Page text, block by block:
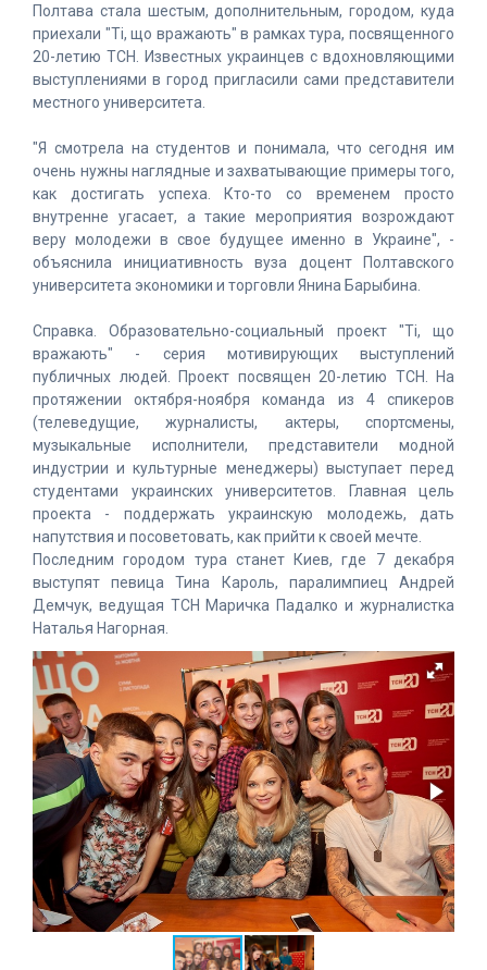
Полтава стала шестым, дополнительным, городом, куда
приехали "Ті, що вражають" в рамках тура, посвященного
20-летию ТСН. Известных украинцев с вдохновляющими
выступлениями в город пригласили сами представители
местного университета.
"Я смотрела на студентов и понимала, что сегодня им
очень нужны наглядные и захватывающие примеры того,
как достигать успеха. Кто-то со временем просто
внутренне угасает, а такие мероприятия возрождают
веру молодежи в свое будущее именно в Украине", -
объяснила инициативность вуза доцент Полтавского
университета экономики и торговли Янина Барыбина.
Справка. Образовательно-социальный проект "Ті, що
вражають" - серия мотивирующих выступлений
публичных людей. Проект посвящен 20-летию ТСН. На
протяжении октября-ноября команда из 4 спикеров
(телеведущие, журналисты, актеры, спортсмены,
музыкальные исполнители, представители модной
индустрии и культурные менеджеры) выступает перед
студентами украинских университетов. Главная цель
проекта - поддержать украинскую молодежь, дать
напутствия и посоветовать, как прийти к своей мечте.
Последним городом тура станет Киев, где 7 декабря
выступят певица Тина Кароль, паралимпиец Андрей
Демчук, ведущая ТСН Маричка Падалко и журналистка
Наталья Нагорная.